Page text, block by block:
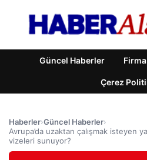
Güncel Haberler
Çerez
Haberler›Güncel Haberler›
Avrupa’da uzaktan çalışmak isteyen
vizeleri sunuyor?